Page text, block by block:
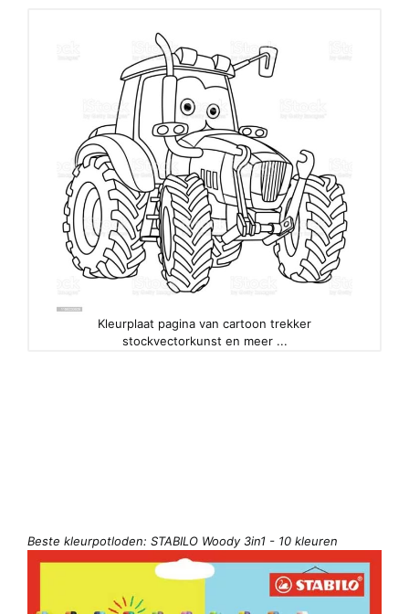
Kleurplaat pagina van cartoon trekker
stockvectorkunst en meer ...
Beste kleurpotloden: STABILO Woody 3in1 - 10 kleuren